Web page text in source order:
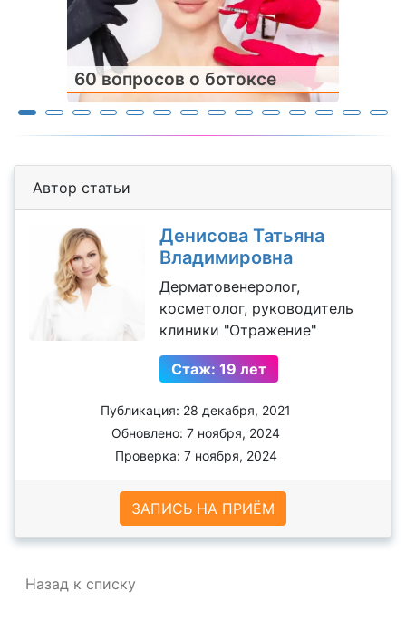
60 вопросов о ботоксе
Автор статьи
Денисова Татьяна
Владимировна
Дерматовенеролог,
косметолог, руководитель
клиники "Отражение"
Стаж: 19 лет
Публикация: 28 декабря, 2021
Обновлено: 7 ноября, 2024
Проверка: 7 ноября, 2024
ЗАПИСЬ НА ПРИЁМ
Назад к списку